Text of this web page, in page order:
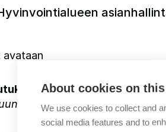
avataan
avaus
Ellen Eskelin, FCG
About cookies on
We use cookies to collect and
social media features and to